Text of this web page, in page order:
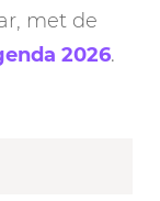
met de
2026.